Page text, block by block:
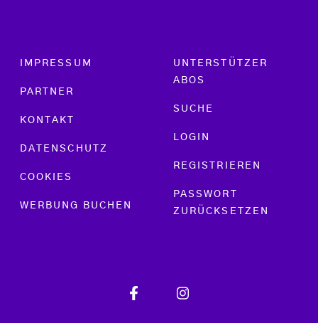
Footer menu
IMPRESSUM
PARTNER
KONTAKT
DATENSCHUTZ
COOKIES
WERBUNG BUCHEN
UNTERSTÜTZER
ABOS
SUCHE
LOGIN
REGISTRIEREN
PASSWORT
ZURÜCKSETZEN